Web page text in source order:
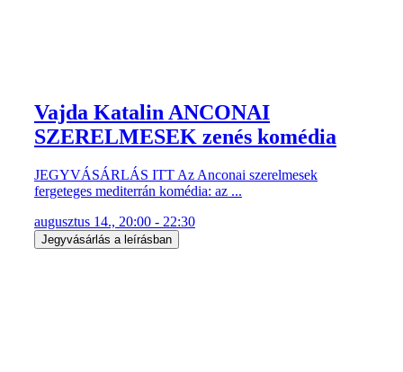
Vajda Katalin ANCONAI
SZERELMESEK zenés komédia
JEGYVÁSÁRLÁS ITT Az Anconai szerelmesek
fergeteges mediterrán komédia: az ...
augusztus 14., 20:00 - 22:30
Jegyvásárlás a leírásban